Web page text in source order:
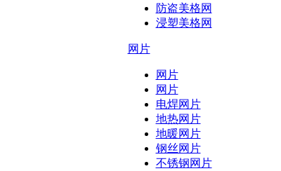
防盗美格网
浸塑美格网
网片
网片
网片
电焊网片
地热网片
地暖网片
钢丝网片
不锈钢网片